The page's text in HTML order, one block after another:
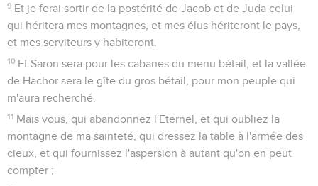
9 Et je ferai sortir de la postérité de Jacob et de Juda celui
qui héritera mes montagnes, et mes élus hériteront le pays,
et mes serviteurs y habiteront.
10 Et Saron sera pour les cabanes du menu bétail, et la vallée
de Hachor sera le gîte du gros bétail, pour mon peuple qui
m'aura recherché.
11 Mais vous, qui abandonnez l'Eternel, et qui oubliez la
montagne de ma sainteté, qui dressez la table à l'armée des
cieux, et qui fournissez l'aspersion à autant qu'on en peut
compter ;